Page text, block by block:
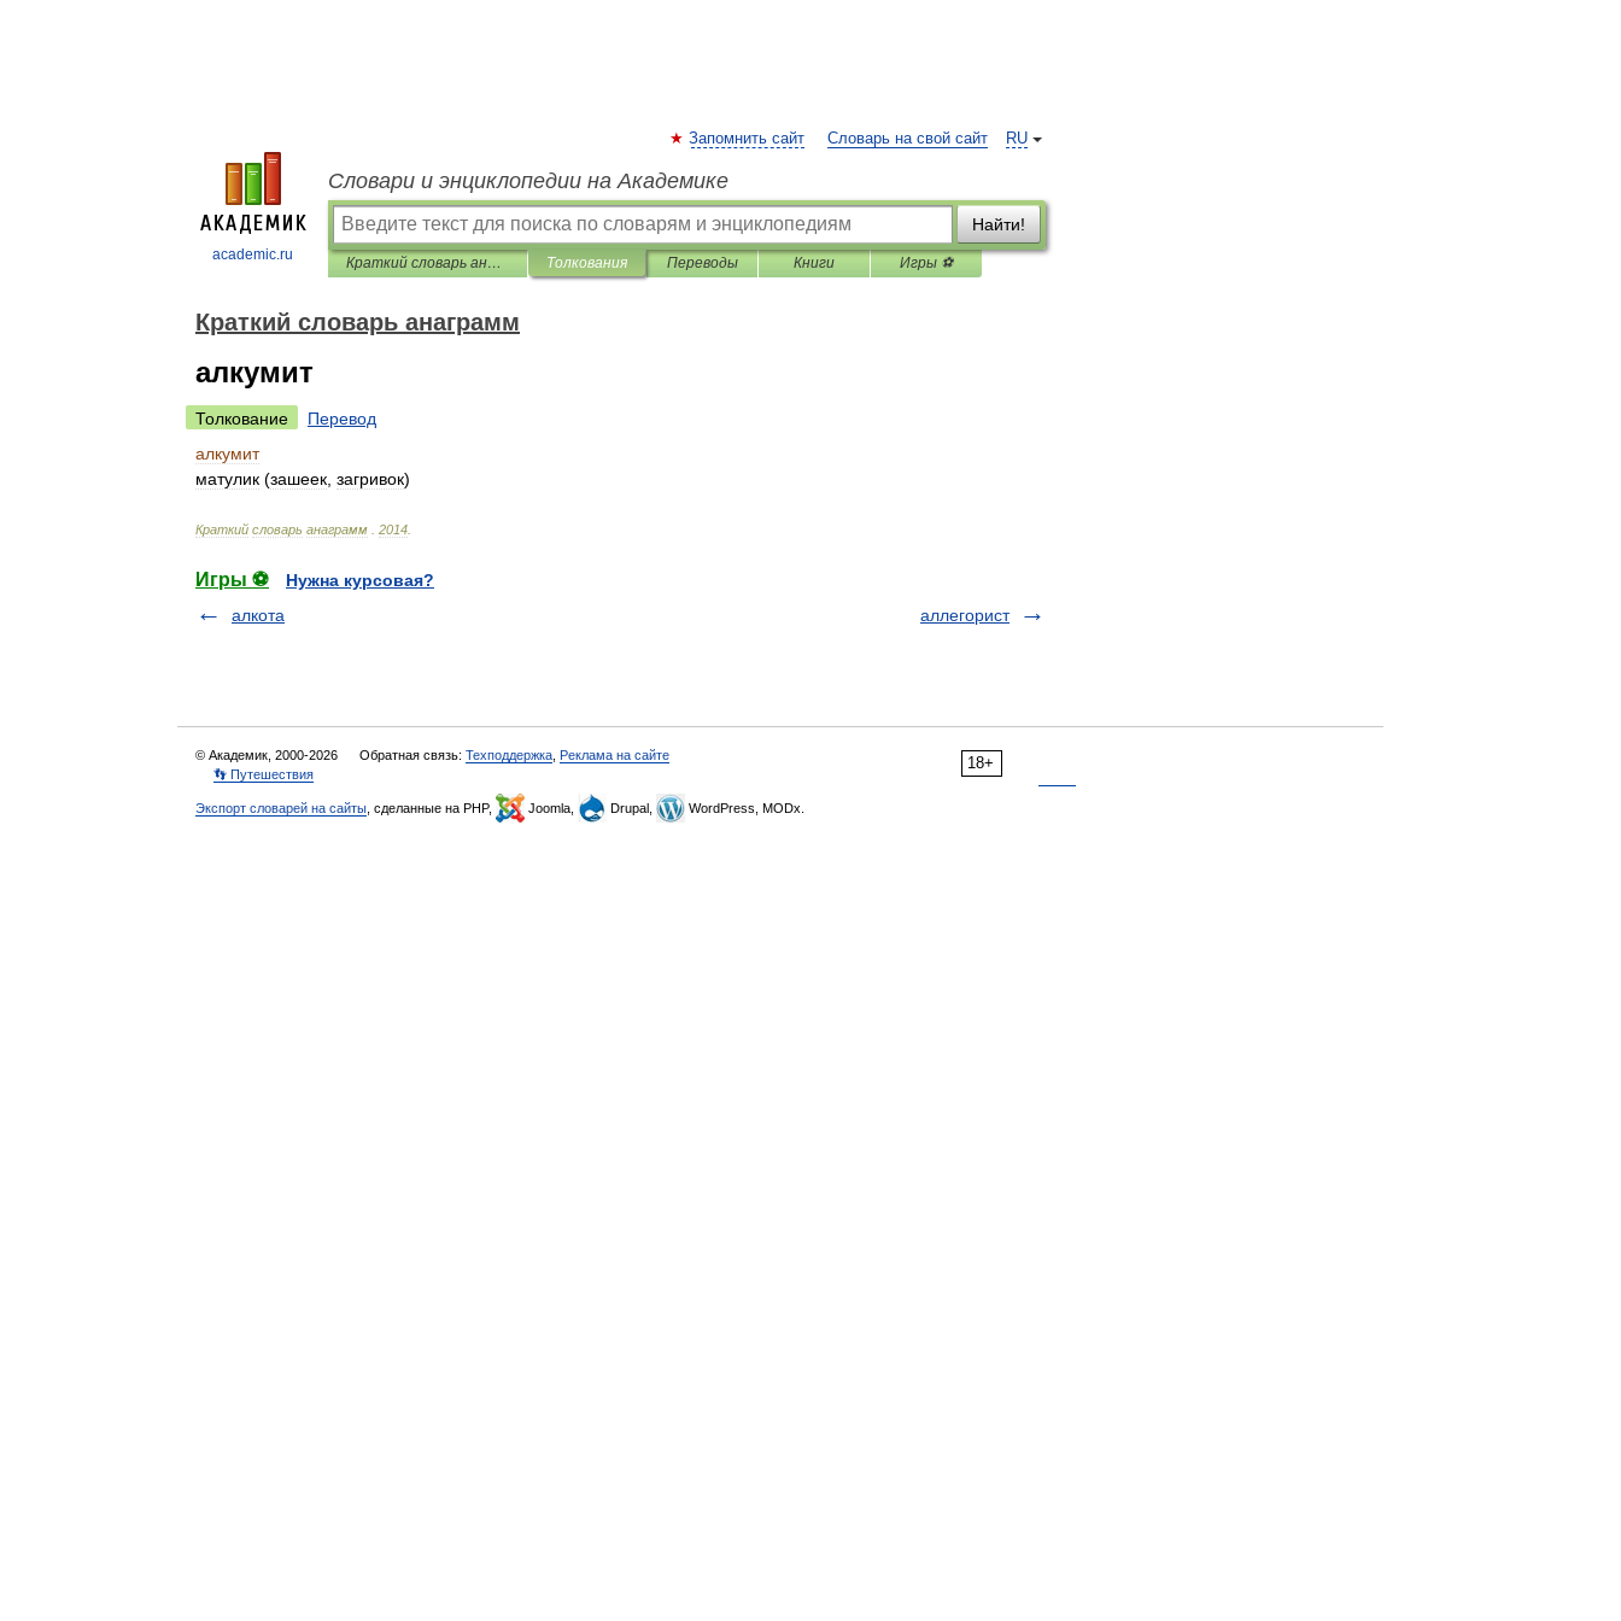
academic.ru
RU
Запомнить сайт Словарь на свой сайт
Словари и энциклопедии на Академике
Найти!
Краткий словарь анаграмм Толкования Переводы Книги Игры ⚽
Краткий словарь анаграмм
алкумит
Толкование
Перевод
алкумит
матулик (зашеек загривок)
Краткий словарь анаграмм 2014
Игры ⚽
Нужна курсовая?
алкота
аллегорист
18+
© Академик, 2000-2026 Обратная связь: Техподдержка Реклама на сайте
👣 Путешествия
Экспорт словарей на сайты , сделанные на PHP, Joomla, Drupal, WordPress, MODx.